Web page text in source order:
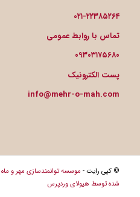
۰۲۱-۲۲۳۸۵۲۶۴
تماس با روابط عمومی
۰۹۳۰۳۱۷۵۶۸۰
پست الکترونیک
info@mehr-o-mah.com
© کپی رایت - موسسه توانمندسازی مهر و ماه
شده توسط هیولای وردپرس